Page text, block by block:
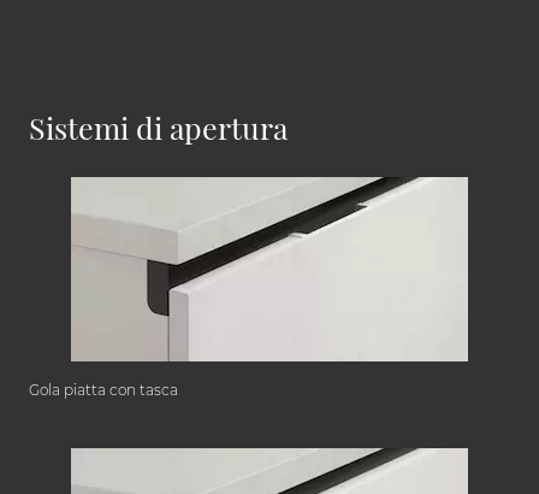
Sistemi di apertura
Gola piatta con tasca